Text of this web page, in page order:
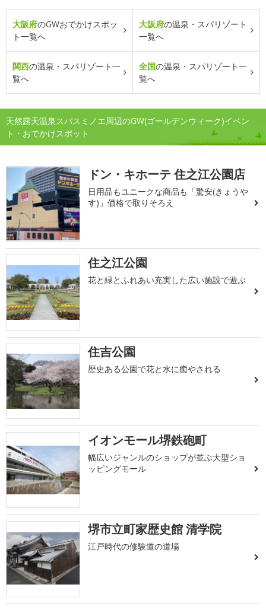
大阪府のGWおでかけスポッ
ト一覧へ
大阪府の温泉・スパリゾート
一覧へ
関西の温泉・スパリゾート一
覧へ
全国の温泉・スパリゾート一
覧へ
天然露天温泉スパスミノエ周辺のGW(ゴールデンウィーク)イベン
ト・おでかけスポット
ドン・キホーテ 住之江公園店
日用品もユニークな商品も「驚安(きょうや
す)」価格で取りそろえ
住之江公園
花と緑とふれあい充実した広い施設で遊ぶ
住吉公園
歴史ある公園で花と水に癒やされる
イオンモール堺鉄砲町
幅広いジャンルのショップが並ぶ大型ショ
ッピングモール
堺市立町家歴史館 清学院
江戸時代の修験道の道場